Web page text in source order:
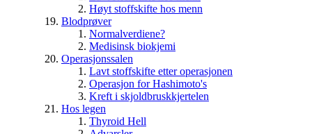
Høyt stoffskifte hos menn
Blodprøver
Normalverdiene?
Medisinsk biokjemi
Operasjonssalen
Lavt stoffskifte etter operasjonen
Operasjon for Hashimoto's
Kreft i skjoldbruskkjertelen
Hos legen
Thyroid Hell